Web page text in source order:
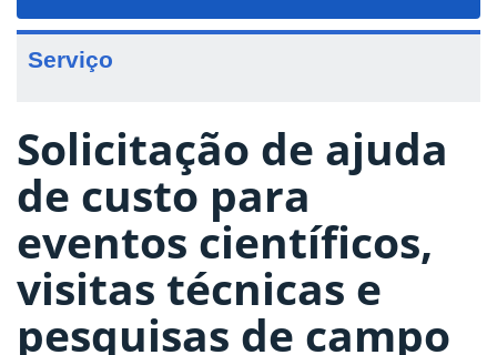
Serviço
Solicitação de ajuda
de custo para
eventos científicos,
visitas técnicas e
pesquisas de campo